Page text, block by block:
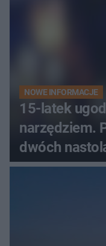
NOWE INFORMACJE
15-latek
narzędziem.
dwóch